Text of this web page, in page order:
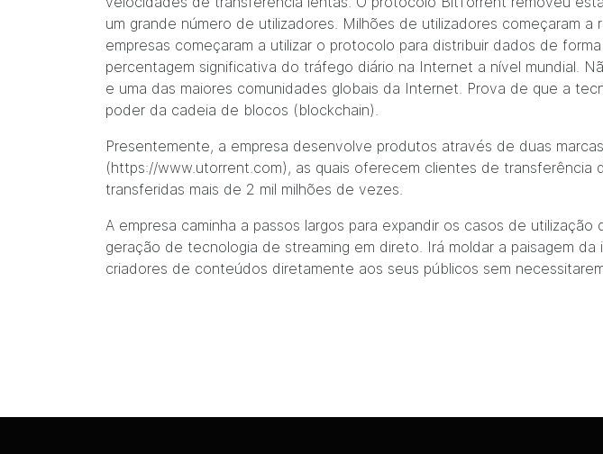
um grande número de utilizadores. Milhões de utilizadores começaram
empresas começaram a utilizar o protocolo para distribuir dados de
percentagem significativa do tráfego diário na Internet a nível mundial.
e uma das maiores comunidades globais da Internet. Prova de que a
poder da cadeia de blocos (blockchain).
Presentemente, a empresa desenvolve produtos através de duas
(https://www.utorrent.com), as quais oferecem clientes de transferência
transferidas mais de 2 mil milhões de vezes.
A empresa caminha a passos largos para expandir os casos de
geração de tecnologia de streaming em direto. Irá moldar a paisagem
criadores de conteúdos diretamente aos seus públicos sem